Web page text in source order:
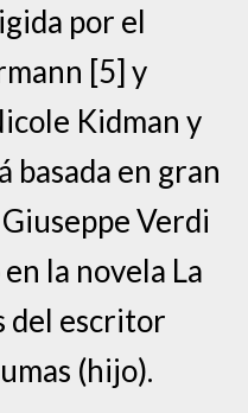
por el
[5] y
Kidman y
basada en gran
Verdi
la novela La
del escritor
(hijo).